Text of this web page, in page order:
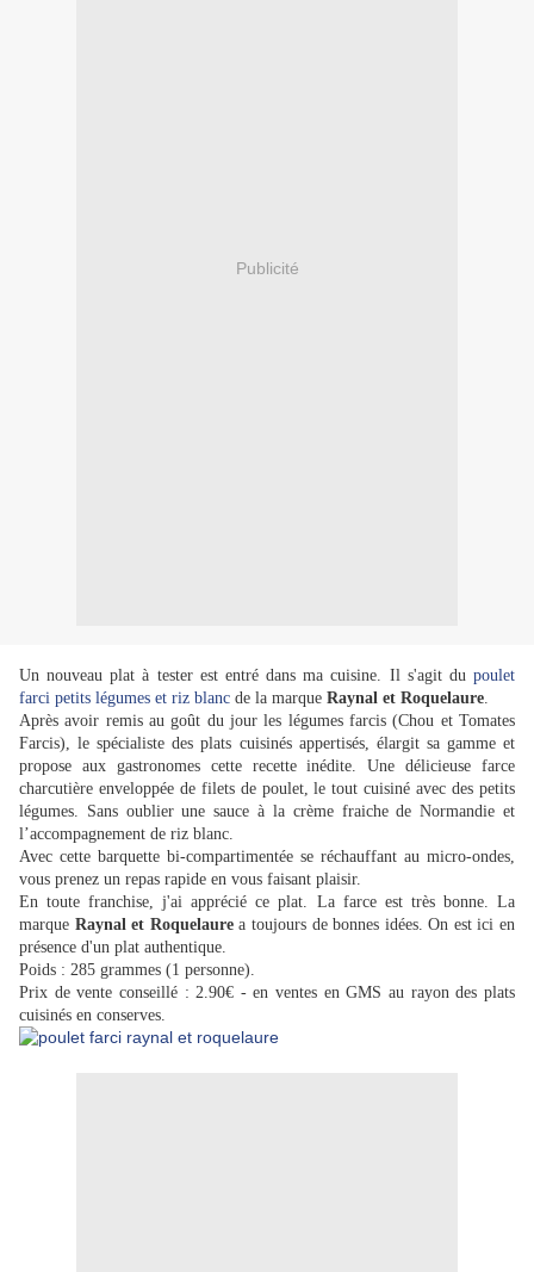
Publicité
Un nouveau plat à tester est entré dans ma cuisine. Il s'agit du poulet
farci petits légumes et riz blanc de la marque Raynal et Roquelaure.
Après avoir remis au goût du jour les légumes farcis (Chou et Tomates
Farcis), le spécialiste des plats cuisinés appertisés, élargit sa gamme et
propose aux gastronomes cette recette inédite. Une délicieuse farce
charcutière enveloppée de filets de poulet, le tout cuisiné avec des petits
légumes. Sans oublier une sauce à la crème fraiche de Normandie et
l’accompagnement de riz blanc.
Avec cette barquette bi-compartimentée se réchauffant au micro-ondes,
vous prenez un repas rapide en vous faisant plaisir.
En toute franchise, j'ai apprécié ce plat. La farce est très bonne. La
marque Raynal et Roquelaurea toujours de bonnes idées. On est ici en
présence d'un plat authentique.
Poids : 285 grammes (1 personne).
Prix de vente conseillé : 2.90€ - en ventes en GMS au rayon des plats
cuisinés en conserves.